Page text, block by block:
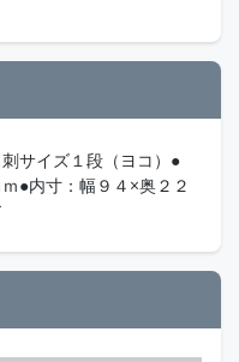
サイズ１段（ヨコ）●
●内寸：幅９４×奥２２